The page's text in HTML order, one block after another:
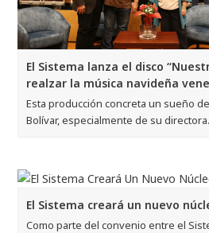
El Sistema lanza el disco
realzar la música navideña
Esta producción concreta un sueño
Bolívar, especialmente de su
El Sistema creará un nuevo
Como parte del convenio entre el